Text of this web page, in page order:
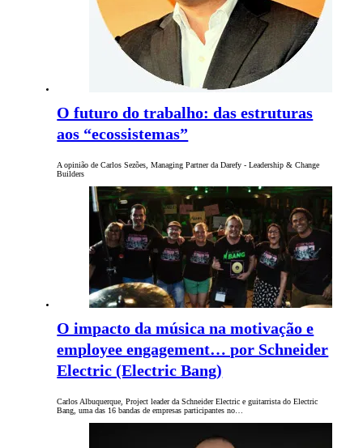
O futuro do trabalho: das estruturas
aos “ecossistemas”
A opinião de Carlos Sezões, Managing Partner da Darefy - Leadership & Change
Builders
O impacto da música na motivação e
employee engagement… por Schneider
Electric (Electric Bang)
Carlos Albuquerque, Project leader da Schneider Electric e guitarrista do Electric
Bang, uma das 16 bandas de empresas participantes no…